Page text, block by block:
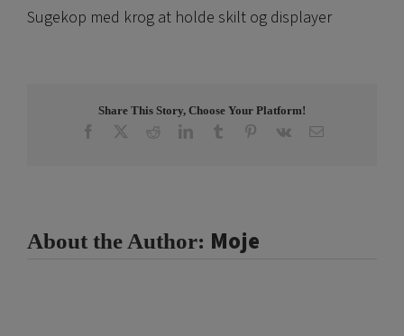
Sugekop med krog at holde skilt og displayer
Share This Story, Choose Your Platform!
Facebook RedditLinkedInTumblr Pinterest
Vk Email
About the Author: Moje